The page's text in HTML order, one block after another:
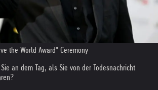
the World Award" Ceremony
Sie an dem Tag, als Sie von der Todesnachricht